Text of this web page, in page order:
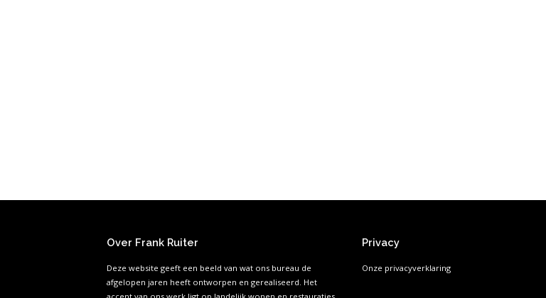
Over Frank Ruiter
Deze website geeft een beeld van wat ons bureau de
afgelopen jaren heeft ontworpen en gerealiseerd. Het
Privacy
Onze privacyverklaring